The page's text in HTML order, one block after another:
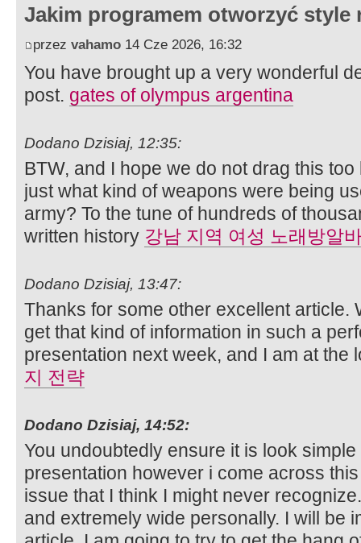
Jakim programem otworzyć style
przez vahamo 14 Cze 2026, 16:32
You have brought up a very wonderful
post. gates of olympus argentina
Dodano Dzisiaj, 12:35:
BTW, and I hope we do not drag this
just what kind of weapons were being
army? To the tune of hundreds of
written history 강남 지역 여성 노래방알
Dodano Dzisiaj, 13:47:
Thanks for some other excellent article.
get that kind of information in such a
presentation next week, and I am at the
지 전략
Dodano Dzisiaj, 14:52:
You undoubtedly ensure it is look
presentation however i come across
issue that I think I might never
and extremely wide personally. I will be